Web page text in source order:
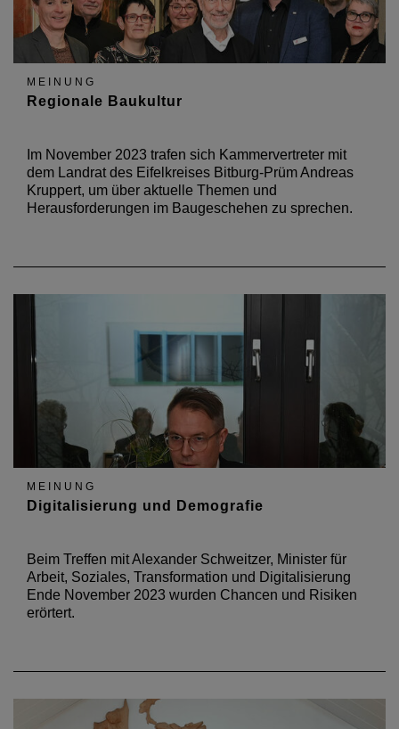
MEINUNG
Regionale Baukultur
Im November 2023 trafen sich Kammervertreter mit
dem Landrat des Eifelkreises Bitburg-Prüm Andreas
Kruppert, um über aktuelle Themen und
Herausforderungen im Baugeschehen zu sprechen.
MEINUNG
Digitalisierung und Demografie
Beim Treffen mit Alexander Schweitzer, Minister für
Arbeit, Soziales, Transformation und Digitalisierung
Ende November 2023 wurden Chancen und Risiken
erörtert.